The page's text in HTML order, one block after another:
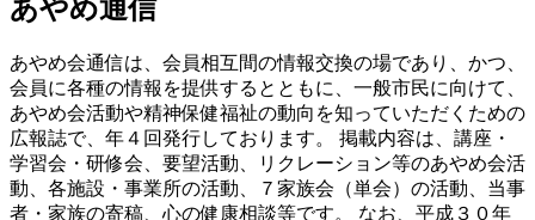
あやめ通信
あやめ会通信は、会員相互間の情報交換の場であり、かつ、
会員に各種の情報を提供するとともに、一般市民に向けて、
あやめ会活動や精神保健福祉の動向を知っていただくための
広報誌で、年４回発行しております。 掲載内容は、講座・
学習会・研修会、要望活動、リクレーション等のあやめ会活
動、各施設・事業所の活動、７家族会（単会）の活動、当事
者・家族の寄稿、心の健康相談等です。 なお、平成３０年